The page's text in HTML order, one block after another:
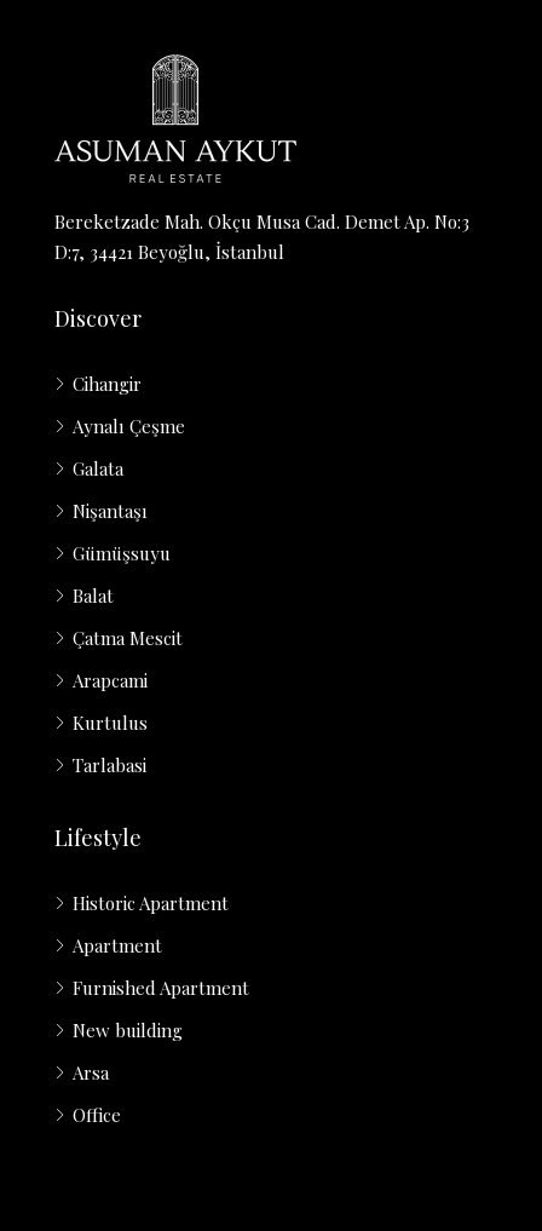
Bereketzade Mah. Okçu Musa Cad. Demet Ap. No:3
D:7, 34421 Beyoğlu, İstanbul
Discover
Cihangir
Aynalı Çeşme
Galata
Nişantaşı
Gümüşsuyu
Balat
Çatma Mescit
Arapcami
Kurtulus
Tarlabasi
Lifestyle
Historic Apartment
Apartment
Furnished Apartment
New building
Arsa
Office